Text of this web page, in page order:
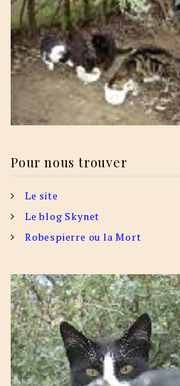
Pour nous trouver
Le site
Le blog Skynet
Robespierre ou la Mort